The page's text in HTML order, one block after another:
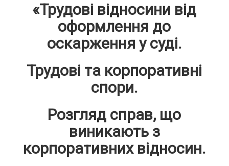
«Трудові відносини від
оформлення до
оскарження у суді.
Трудові та корпоративні
спори.
Розгляд справ, що
виникають з
корпоративних відносин.